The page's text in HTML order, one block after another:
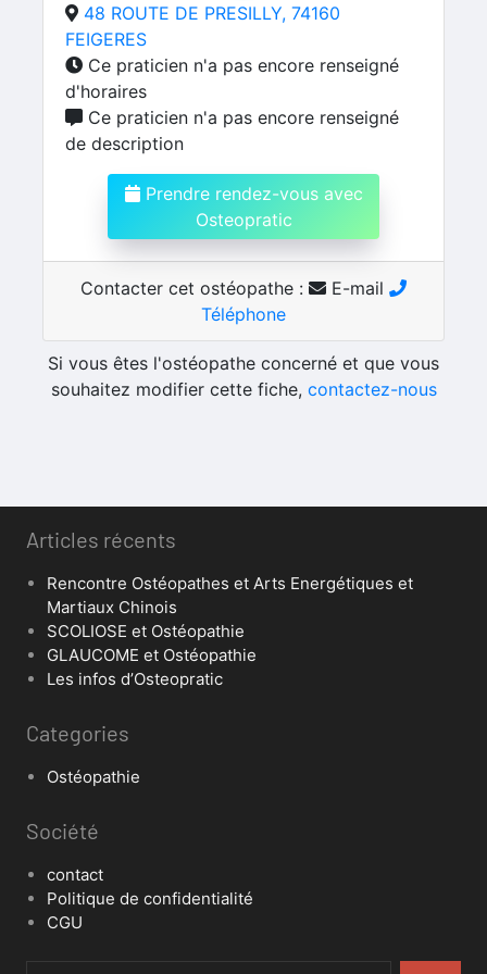
48 ROUTE DE PRESILLY, 74160
FEIGERES
Ce praticien n'a pas encore renseigné
d'horaires
Ce praticien n'a pas encore renseigné
de description
Prendre rendez-vous avec
Osteopratic
Contacter cet ostéopathe :
E-mail
Téléphone
Si vous êtes l'ostéopathe concerné et que vous
souhaitez modifier cette fiche, contactez-nous
Articles récents
Rencontre Ostéopathes et Arts Energétiques et
Martiaux Chinois
SCOLIOSE et Ostéopathie
GLAUCOME et Ostéopathie
Les infos d’Osteopratic
Categories
Ostéopathie
Société
contact
Politique de confidentialité
CGU